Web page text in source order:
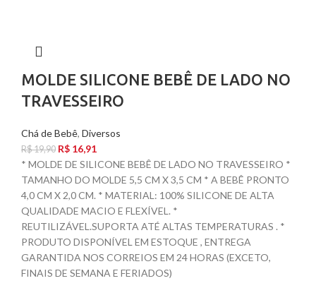
MOLDE SILICONE BEBÊ DE LADO NO
TRAVESSEIRO
Chá de Bebê, Diversos
R$19,90 R$ 16,91
* MOLDE DE SILICONE BEBÊ DE LADO NO TRAVESSEIRO *
TAMANHO DO MOLDE 5,5 CM X 3,5 CM * A BEBÊ PRONTO
4,0 CM X 2,0 CM. * MATERIAL: 100% SILICONE DE ALTA
QUALIDADE MACIO E FLEXÍVEL. *
REUTILIZÁVEL.SUPORTA ATÉ ALTAS TEMPERATURAS . *
PRODUTO DISPONÍVEL EM ESTOQUE , ENTREGA
GARANTIDA NOS CORREIOS EM 24 HORAS (EXCETO,
FINAIS DE SEMANA E FERIADOS)